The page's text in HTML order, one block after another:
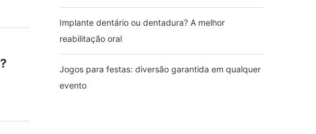
Implante dentário ou dentadura? A melhor
reabilitação oral
Jogos para festas: diversão garantida em qualquer
evento